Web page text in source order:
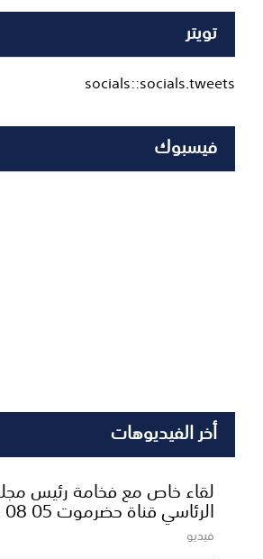
تويتر
socials::socials.tweets
فيسبوك
أخر الفيديوهات
لقاء خاص مع فخامة رئيس
الرئاسي قناة حضرموت 05 08 2024
فيديو